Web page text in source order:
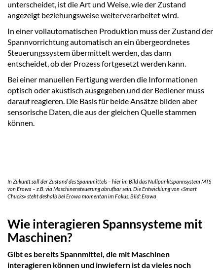
unterscheidet, ist die Art und Weise, wie der Zustand
angezeigt beziehungsweise weiterverarbeitet wird.
In einer vollautomatischen Produktion muss der Zustand der
Spannvorrichtung automatisch an ein übergeordnetes
Steuerungssystem übermittelt werden, das dann
entscheidet, ob der Prozess fortgesetzt werden kann.
Bei einer manuellen Fertigung werden die Informationen
optisch oder akustisch ausgegeben und der Bediener muss
darauf reagieren. Die Basis für beide Ansätze bilden aber
sensorische Daten, die aus der gleichen Quelle stammen
können.
In Zukunft soll der Zustand des Spannmittels – hier im Bild das Nullpunktspannsystem MTS
von Erowa – z.B. via Maschinensteuerung abrufbar sein. Die Entwicklung von «Smart
Chucks» steht deshalb bei Erowa momentan im Fokus. Bild: Erowa
Wie interagieren Spannsysteme mit
Maschinen?
Gibt es bereits Spannmittel, die mit Maschinen
interagieren können und inwiefern ist da vieles noch